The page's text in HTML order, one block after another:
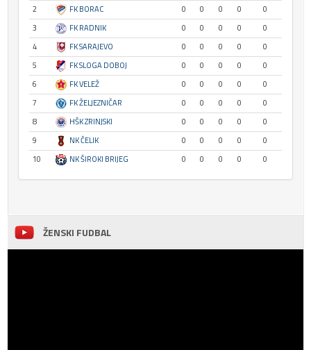
2
FK BORAC 0 0 0 0
0
3
FK RADNIK 0 0 0 0
0
4
FK SARAJEVO 0 0 0 0
0
5
FK SLOGA DOBOJ 0 0 0 0
0
6
FK VELEŽ 0 0 0 0
0
7
FK ŽELJEZNIČAR 0 0 0 0
0
8
HŠK ZRINJSKI 0 0 0 0
0
9
NK ČELIK 0 0 0 0
0
10
NK ŠIROKI BRIJEG 0 0 0 0 0
ŽENSKI FUDBAL